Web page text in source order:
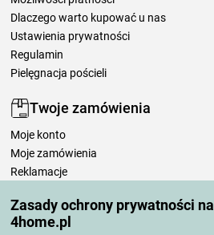
Zasady ochrony prywatności na
4home.pl
Dlaczego warto kupować u nas
Ustawienia prywatności
Regulamin
Pielęgnacja pościeli
Twoje zamówienia
Moje konto
Moje zamówienia
Reklamacje
Zasady przetwarzania recenzji